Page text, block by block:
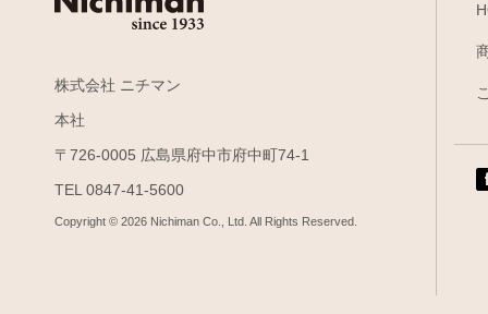
株式会社 ニチマン
本社
〒726-0005 広島県府中市府中町74-1
TEL 0847-41-5600
Copyright © 2026 Nichiman Co., Ltd. All Rights Reserved.